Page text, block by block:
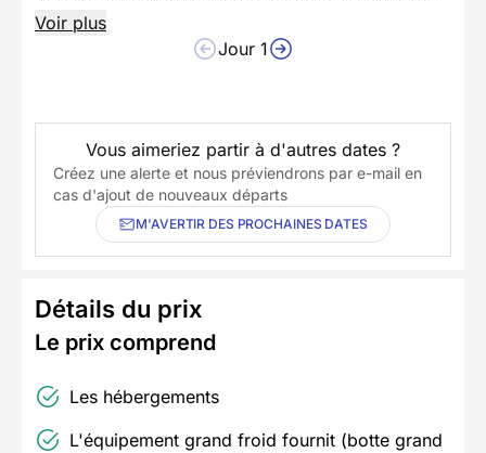
Voir plus
Jour 1
Vous aimeriez partir à d'autres dates ?
Créez une alerte et nous préviendrons par e-mail en
cas d'ajout de nouveaux départs
M'AVERTIR DES PROCHAINES DATES
Détails du prix
Le prix comprend
Les hébergements
L'équipement grand froid fournit (botte grand